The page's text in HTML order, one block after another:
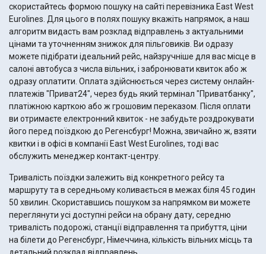
скористайтесь формою пошуку на сайті перевізника East West
Eurolines. Для цього в полях пошуку вкажіть напрямок, а наш
алгоритм видасть вам розклад відправлень з актуальними
цінами та уточненням знижок для пільговиків. Ви одразу
можете підібрати ідеальний рейс, найзручніше для вас місце в
салоні автобуса з числа вільних, і забронювати квиток або ж
одразу оплатити. Оплата здійснюється через систему онлайн-
платежів "Приват24", через будь який термінал "Приватбанку",
платіжною карткою або ж грошовим переказом. Після оплати
ви отримаєте електронний квиток - не забудьте роздрокувати
його перед поїздкою до Регенсбург! Можна, звичайно ж, взяти
квитки і в офісі в компанії East West Eurolines, тоді вас
обслужить менеджер контакт-центру.
Тривалість поїздки залежить від конкретного рейсу та
маршруту та в середньому коливається в межах біля 45 годин
50 хвилин. Скориставшись пошуком за напрямком ви можете
переглянути усі доступні рейси на обрану дату, середню
тривалість подорожі, станції відправлення та прибуття, ціни
на білети до Регенсбург, Німеччина, кількість вільних місць та